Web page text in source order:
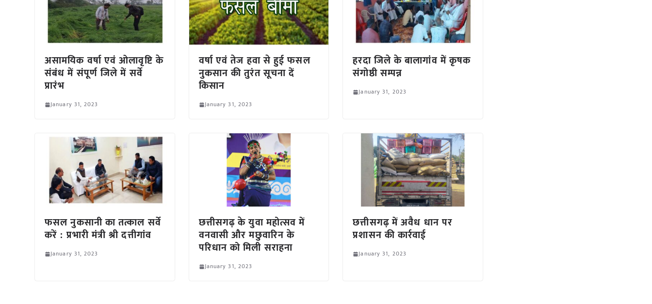
असामयिक वर्षा एवं ओलावृष्टि के
संबंध में संपूर्ण जिले में सर्वे
प्रारंभ
January 31, 2023
वर्षा एवं तेज हवा से हुई फसल
नुकसान की तुरंत सूचना दें
किसान
January 31, 2023
हरदा जिले के बालागांव में कृषक
संगोष्ठी सम्पन्न
January 31, 2023
फसल नुकसानी का तत्काल सर्वे
करें : प्रभारी मंत्री श्री दत्तीगांव
January 31, 2023
छत्तीसगढ़ के युवा महोत्सव में
वनवासी और मछुवारिन के
परिधान को मिली सराहना
January 31, 2023
छत्तीसगढ़ में अवैध धान पर
प्रशासन की कार्रवाई
January 31, 2023